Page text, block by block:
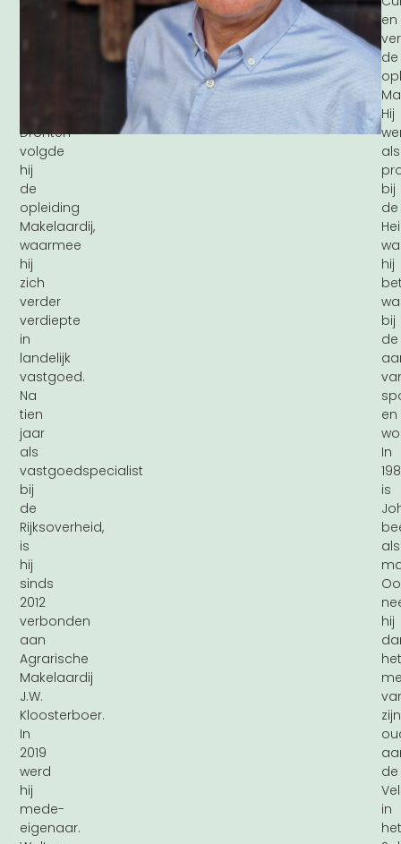
landelijk
Dronten
volgde
hij
de
opleiding
Makelaardij,
waarmee
hij
zich
verder
verdiepte
in
landelijk
vastgoed.
Na
tien
jaar
als
vastgoedspecialist
bij
de
Rijksoverheid,
is
hij
sinds
2012
verbonden
aan
Agrarische
Makelaardij
J.W.
Kloosterboer.
In
2019
werd
hij
mede-
eigenaar.
en
de
Hij
als
bij
de
hij
bij
de
en
In
is
als
hij
het
zijn
de
in
het